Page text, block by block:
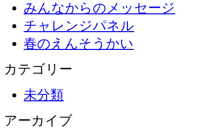
みんなからのメッセージ
チャレンジパネル
春のえんそうかい
カテゴリー
未分類
アーカイブ